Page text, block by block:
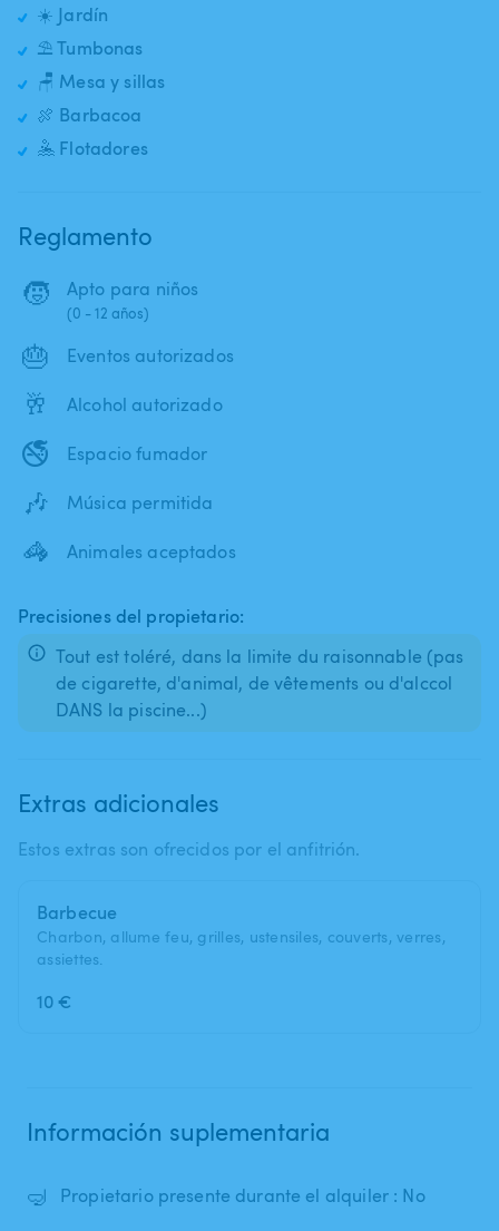
☀️ Jardín
⛱️ Tumbonas
🪑 Mesa y sillas
🍖 Barbacoa
🤽 Flotadores
Reglamento
🧒 Apto para niños
(0 - 12 años)
🎂 Eventos autorizados
🥂 Alcohol autorizado
🚭 Espacio fumador
🎶 Música permitida
🦓 Animales aceptados
Precisiones del propietario:
Tout est toléré, dans la limite du raisonnable (pas
de cigarette, d'animal, de vêtements ou d'alccol
DANS la piscine...)
Extras adicionales
Estos extras son ofrecidos por el anfitrión.
Barbecue
Charbon, allume feu, grilles, ustensiles, couverts, verres,
assiettes.
10 €
Información suplementaria
🤿 Propietario presente durante el alquiler : No